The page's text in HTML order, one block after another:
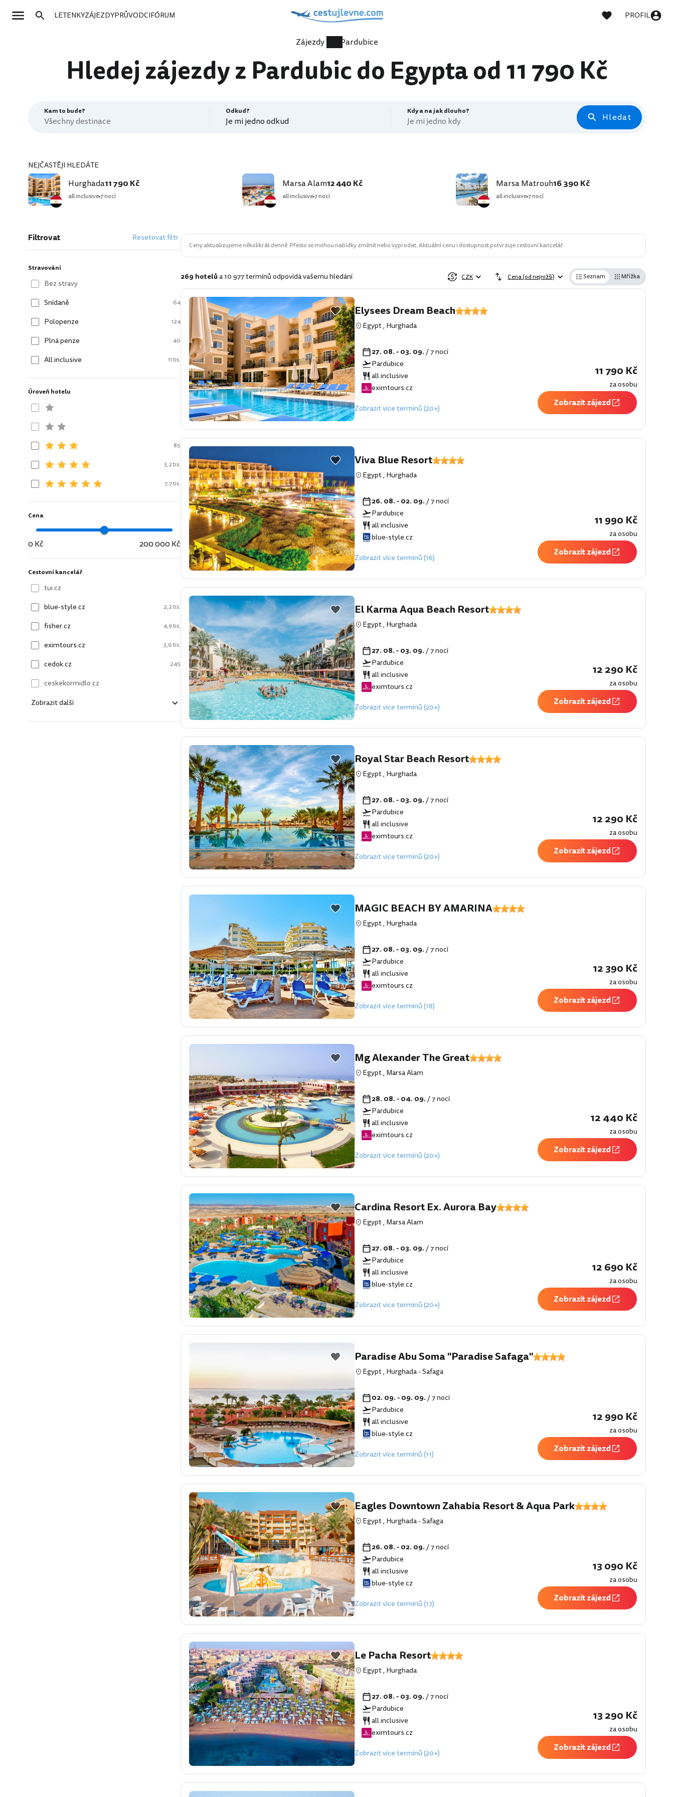
LETENKYZÁJEZDYPRŮVODCIFÓRUM PROFIL
Zájezdy Pardubice
Hledej zájezdy z Pardubic do Egypta od 11 790 Kč
Kam to bude? Odkud?
Je mi jedno odkud
Kdy a na jak dlouho?
Je mi jedno kdy Hledat
NEJČASTĚJI HLEDÁTE
Hurghada11 790 Kč
all inclusive7 nocí
Marsa Alam12 440 Kč
all inclusive7 nocí
Marsa Matrouh16 390 Kč
all inclusive7 nocí
Filtrovat Resetovat filtr
Stravování
Bez stravy
Snídaně
64
Polopenze 124
Plná penze 40
All inclusive 11 tis.
Úroveň hotelu
85
3,2 tis.
7,7 tis.
Cena
0 Kč 200 000 Kč
Cestovní kancelář
tui.cz
blue-style.cz
2,2 tis.
fisher.cz 4,9 tis.
eximtours.cz 3,6 tis.
cedok.cz 245
ceskekormidlo.cz
Zobrazit další
Ceny aktualizujeme několikrát denně. Přesto se mohou nabídky změnit nebo vyprodat. Aktuální cenu i dostupnost potvrzuje cestovní kancelář.
269 hotelůa 10 977 termínů odpovídá vašemu hledání CZK Cena (od nejnižší) Seznam Mřížka
Elysees Dream Beach
Egypt, Hurghada
27. 08. - 03. 09./ 7 nocí
Pardubice
all inclusive
eximtours.cz
Zobrazit více termínů (20+)
11 790 Kč
za osobu
Zobrazit zájezd
Viva Blue Resort
Egypt, Hurghada
26. 08. - 02. 09./ 7 nocí
Pardubice
all inclusive
blue-style.cz
Zobrazit více termínů (16)
11 990 Kč
za osobu
Zobrazit zájezd
El Karma Aqua Beach Resort
Egypt, Hurghada
27. 08. - 03. 09./ 7 nocí
Pardubice
all inclusive
eximtours.cz
Zobrazit více termínů (20+)
12 290 Kč
za osobu
Zobrazit zájezd
Royal Star Beach Resort
Egypt, Hurghada
27. 08. - 03. 09./ 7 nocí
Pardubice
all inclusive
eximtours.cz
Zobrazit více termínů (20+)
12 290 Kč
za osobu
Zobrazit zájezd
MAGIC BEACH BY AMARINA
Egypt, Hurghada
27. 08. - 03. 09./ 7 nocí
Pardubice
all inclusive
eximtours.cz
Zobrazit více termínů (18)
12 390 Kč
za osobu
Zobrazit zájezd
Mg Alexander The Great
Egypt, Marsa Alam
28. 08. - 04. 09./ 7 nocí
Pardubice
all inclusive
eximtours.cz
Zobrazit více termínů (20+)
12 440 Kč
za osobu
Zobrazit zájezd
Cardina Resort Ex. Aurora Bay
Egypt, Marsa Alam
27. 08. - 03. 09./ 7 nocí
Pardubice
all inclusive
blue-style.cz
Zobrazit více termínů (20+)
12 690 Kč
za osobu
Zobrazit zájezd
Paradise Abu Soma "Paradise Safaga"
Egypt, Hurghada-Safaga
02. 09. - 09. 09./ 7 nocí
Pardubice
all inclusive
blue-style.cz
Zobrazit více termínů (11)
12 990 Kč
za osobu
Zobrazit zájezd
Eagles Downtown Zahabia Resort & Aqua Park
Egypt, Hurghada-Safaga
26. 08. - 02. 09./ 7 nocí
Pardubice
all inclusive
blue-style.cz
Zobrazit více termínů (17)
13 090 Kč
za osobu
Zobrazit zájezd
Le Pacha Resort
Egypt, Hurghada
27. 08. - 03. 09./ 7 nocí
Pardubice
all inclusive
eximtours.cz
Zobrazit více termínů (20+)
13 290 Kč
za osobu
Zobrazit zájezd